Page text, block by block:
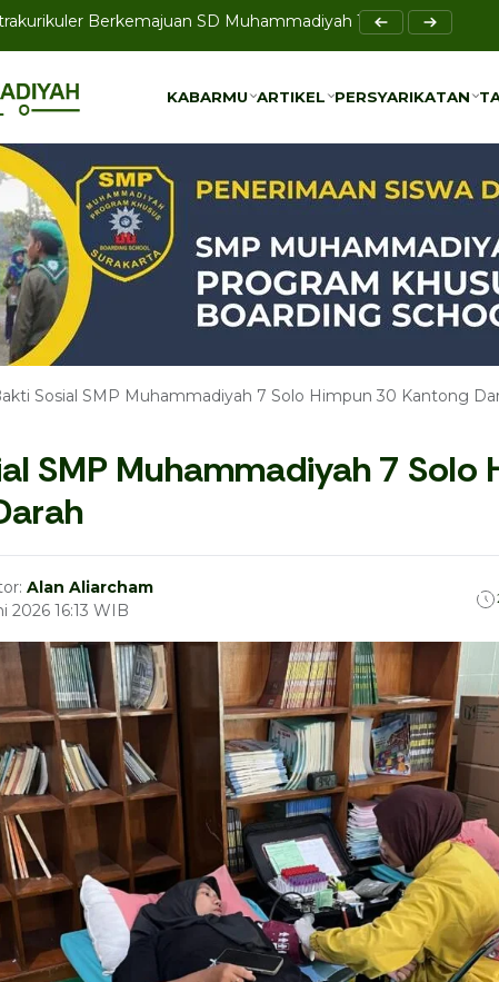
UMS Presentasikan Inovasi IMAM di University Malaya
KABARMU ARTIKEL PERSYARIKATAN
Sosial SMP Muhammadiyah 7 Solo Himpun 30 Kantong
SMP Muhammadiyah 7 Solo
Alan Aliarcham
2026 16:13 WIB